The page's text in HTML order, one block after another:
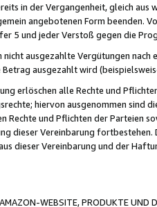
in der Vergangenheit, gleich
angebotenen Form beenden.
5 und jeder Verstoß gegen die
ausgezahlte Vergütungen
ausgezahlt wird
erlöschen alle Rechte und
hiervon ausgenommen sind
Rechte und Pflichten der Parteien
dieser Vereinbarung
dieser Vereinbarung und der
WEBSITE, PRODUKTE UND